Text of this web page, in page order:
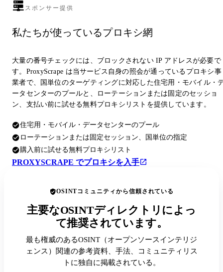
スポンサー提供
私たちが使っているプロキシ網
大量の番号チェックには、ブロックされない IP アドレスが必要で
す。ProxyScrape は当サービス自身の照会が通っているプロキシ事
業者で、国単位のターゲティングに対応した住宅用・モバイル・
ータセンターのプールと、ローテーションまたは固定のセッショ
ン、支払い前に試せる無料プロキシリストを提供しています。
住宅用・モバイル・データセンターのプール
ローテーションまたは固定セッション、国単位の指定
購入前に試せる無料プロキシリスト
PROXYSCRAPE でプロキシを入手
OSINTコミュニティから信頼されている
主要なOSINTディレクトリによっ
て推奨されています。
最も権威のあるOSINT（オープンソースインテリジ
ェンス）関連の参考資料、手法、コミュニティリス
トに独自に掲載されている。